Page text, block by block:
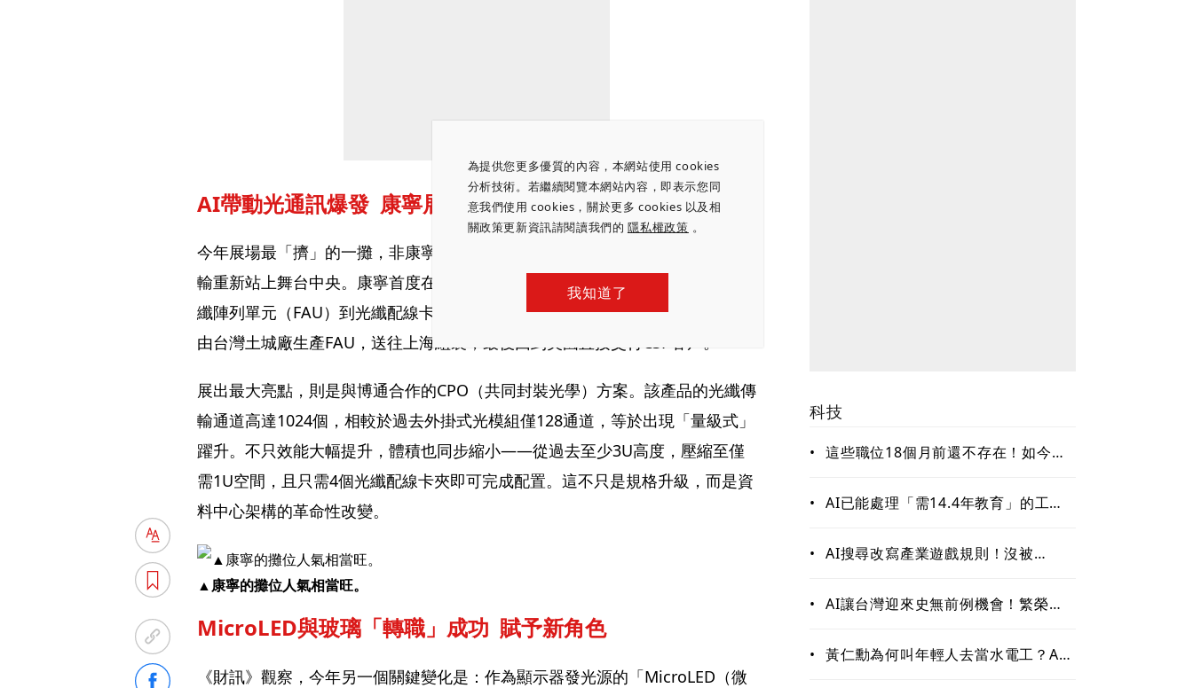
為提供您更多優質的內容，本網站使用 cookies
分析技術。若繼續閱覽本網站內容，即表示您同
意我們使用 cookies，關於更多 cookies 以及相
關政策更新資訊請閱讀我們的 隱私權政策 。
我知道了
AI帶動光通訊爆發  康寧展場人氣最旺
今年展場最「擠」的一攤，非康寧莫屬。隨著AI帶來龐大資料運算需求，光纖傳
輸重新站上舞台中央。康寧首度在Touch Taiwan展出完整光通訊產品線，從光
纖陣列單元（FAU）到光纖配線卡夾（Fiber Shuffle cassette）皆採自製策略：
由台灣土城廠生產FAU，送往上海組裝，最後回到美國直接交付CSP客戶。
展出最大亮點，則是與博通合作的CPO（共同封裝光學）方案。該產品的光纖傳
輸通道高達1024個，相較於過去外掛式光模組僅128通道，等於出現「量級式」
躍升。不只效能大幅提升，體積也同步縮小——從過去至少3U高度，壓縮至僅
需1U空間，且只需4個光纖配線卡夾即可完成配置。這不只是規格升級，而是資
料中心架構的革命性改變。
▲康寧的攤位人氣相當旺。
MicroLED與玻璃「轉職」成功  賦予新角色
《財訊》觀察，今年另一個關鍵變化是：作為顯示器發光源的「MicroLED（微
科技
• 這些職位18個月前還不存在！如今年
缺哪種人才？
• AI已能處理「需14.4年教育」的工
最值錢的是這些
• AI搜尋改寫產業遊戲規則！沒被
失」 品牌如何搶下話語權？
• AI讓台灣迎來史無前例機會！繁榮背
其衝
• 黃仁勳為何叫年輕人去當水電工？AI